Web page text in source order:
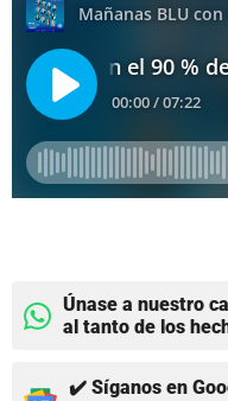
Únase a nuestro
al tanto de los
✔️ Síganos en